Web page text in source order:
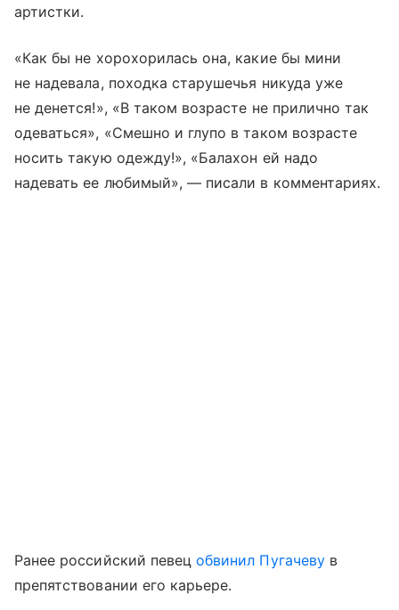
артистки.
«Как бы не хорохорилась она, какие бы мини
не надевала, походка старушечья никуда уже
не денется!», «В таком возрасте не прилично так
одеваться», «Смешно и глупо в таком возрасте
носить такую одежду!», «Балахон ей надо
надевать ее любимый», — писали в комментариях.
Ранее российский певецобвинил Пугачевув
препятствовании его карьере.